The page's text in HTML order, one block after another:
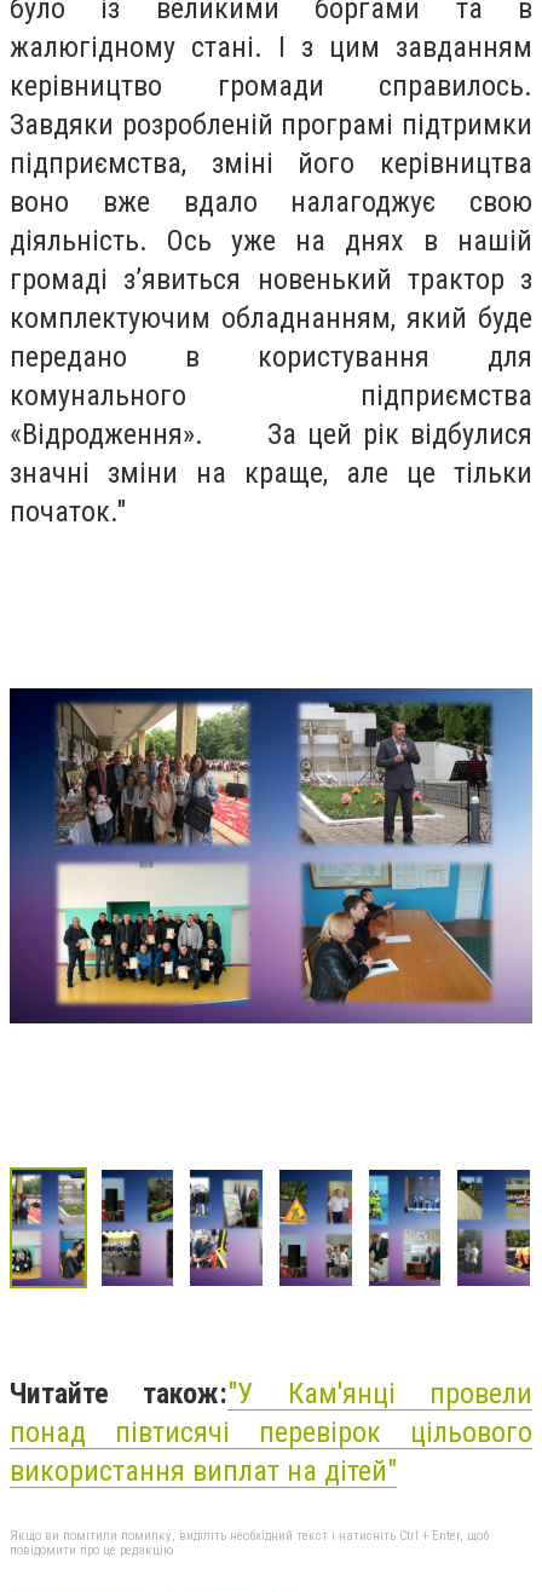
було із великими боргами та в
жалюгідному стані. І з цим завданням
керівництво громади справилось.
Завдяки розробленій програмі підтримки
підприємства, зміні його керівництва
воно вже вдало налагоджує свою
діяльність. Ось уже на днях в нашій
громаді з’явиться новенький трактор з
комплектуючим обладнанням, який буде
передано в користування для
комунального підприємства
«Відродження». За цей рік відбулися
значні зміни на краще, але це тільки
початок."
Читайте також:"У Кам'янці провели
понад півтисячі перевірок цільового
використання виплат на дітей"
Якщо ви помітили помилку, виділіть необхідний текст і натисніть Ctrl + Enter, щоб
повідомити про це редакцію